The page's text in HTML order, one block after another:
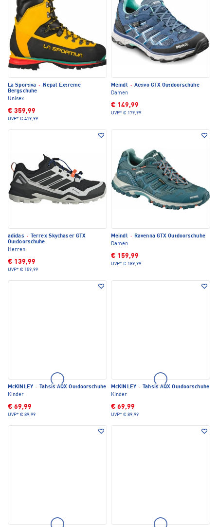
La Sportiva ·
Nepal Extreme
Bergschuhe
Unisex
€ 359,99
UVP* € 419,99
Meindl · Activo GTX Outdoorschuhe
Damen
€ 149,99
UVP* € 179,99
adidas ·
Terrex Skychaser GTX
Outdoorschuhe
Herren
€ 139,99
UVP* € 159,99
Meindl · Ravenna GTX Outdoorschuhe
Damen
€ 159,99
UVP* € 189,99
McKINLEY ·
Tahsis AQX Outdoorschuhe
Kinder
€ 69,99
UVP* € 89,99
McKINLEY ·
Tahsis AQX Outdoorschuhe
Kinder
€ 69,99
UVP* € 89,99